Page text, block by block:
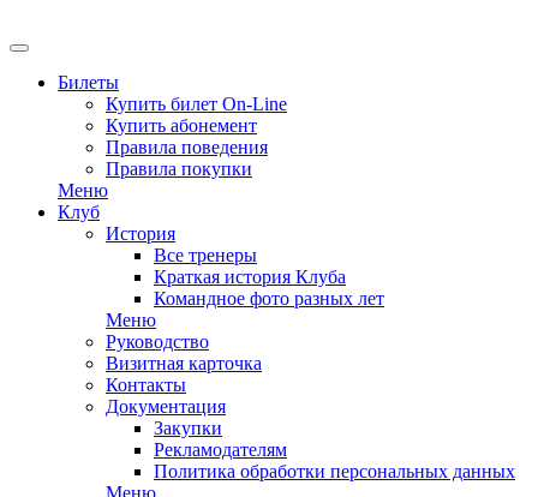
Билеты
Купить билет On-Line
Купить абонемент
Правила поведения
Правила покупки
Меню
Клуб
История
Все тренеры
Краткая история Клуба
Командное фото разных лет
Меню
Руководство
Визитная карточка
Контакты
Документация
Закупки
Рекламодателям
Политика обработки персональных данных
Меню